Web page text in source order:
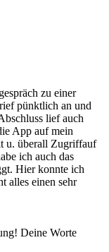
zu einer
pünktlich an und
lief auch
App auf mein
u. überall Zugriffauf
ich auch das
Hier konnte ich
alles einen sehr
Deine Worte